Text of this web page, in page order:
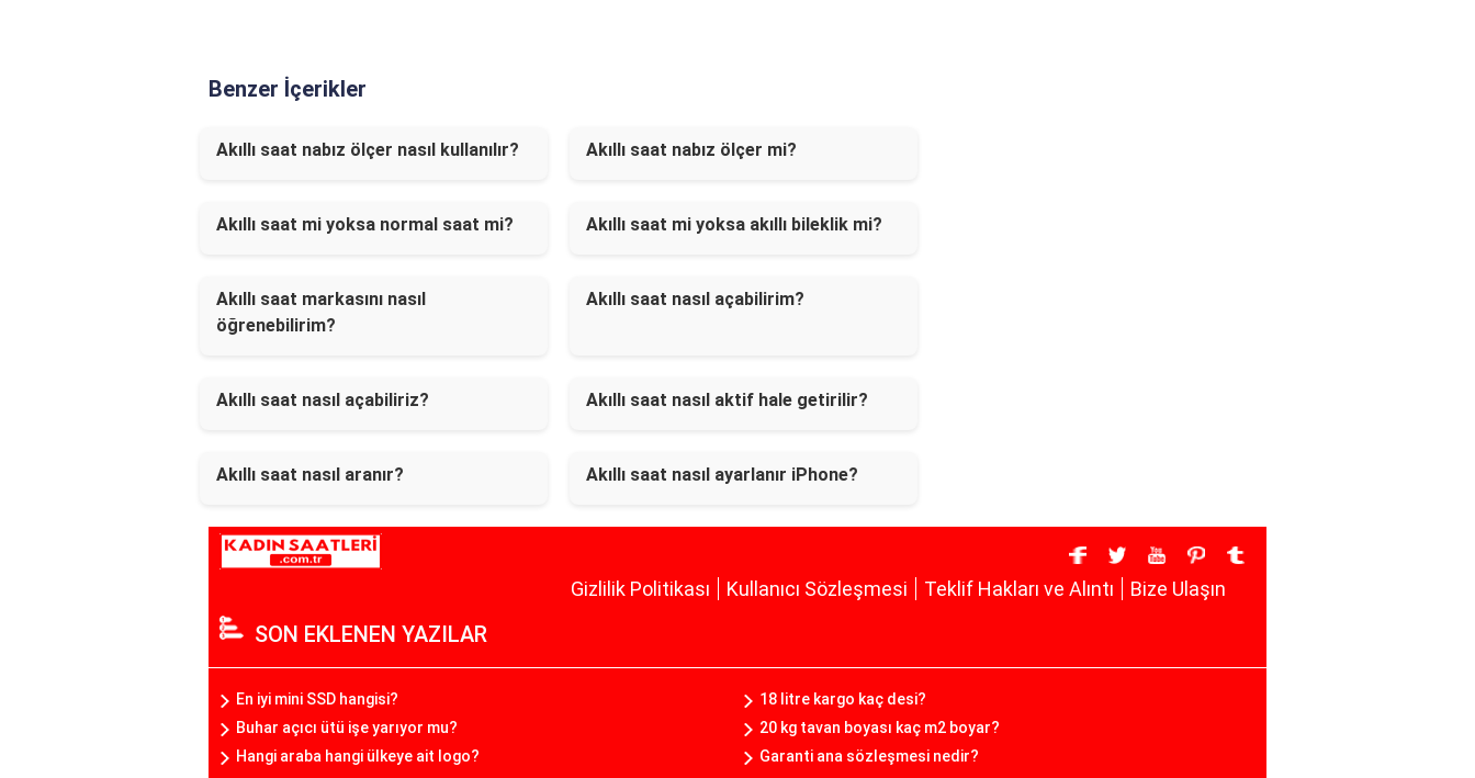
Benzer İçerikler
Akıllı saat nabız ölçer nasıl kullanılır? Akıllı saat nabız ölçer mi?
Akıllı saat mi yoksa normal saat mi? Akıllı saat mi yoksa akıllı bileklik mi?
Akıllı saat markasını nasıl
öğrenebilirim?
Akıllı saat nasıl açabilirim?
Akıllı saat nasıl açabiliriz? Akıllı saat nasıl aktif hale getirilir?
Akıllı saat nasıl aranır? Akıllı saat nasıl ayarlanır iPhone?
Gizlilik Politikası Kullanıcı Sözleşmesi Teklif Hakları ve Alıntı Bize Ulaşın
SON EKLENEN YAZILAR
En iyi mini SSD hangisi?
18 litre kargo kaç desi?
Buhar açıcı ütü işe yarıyor mu?
20 kg tavan boyası kaç m2 boyar?
Hangi araba hangi ülkeye ait logo?
Garanti ana sözleşmesi nedir?